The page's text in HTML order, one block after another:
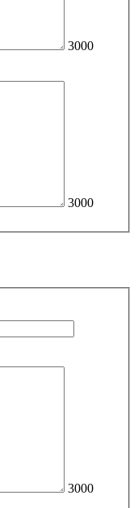
3000
3000
3000